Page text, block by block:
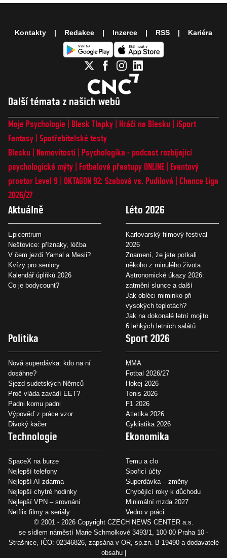
Další témata z našich webů
Moje Psychologie Blesk Tlapky Hráči na Blesku
iSport
Fantasy Spotřebitelské testy
Blesku
Nemovitosti
Psychologika - podcast rozbíjející
psychologické mýty
Fotbalové přestupy ONLINE
Eventový
prostor Level 9 OKTAGON 92: Szabová vs. Pudilová
Chance Liga
2026/27
Aktuálně
Epicentrum
Neštovice: příznaky, léčba
V čem jezdí Yamal a Mesii?
Kvízy pro seniory
Kalendář úplňků 2026
Co je bodycount?
Léto 2026
Karlovarský filmový festival
2026
Znamení, že jste potkali
někoho z minulého života
Astronomické úkazy 2026:
zatmění slunce a další
Jak obléci miminko při
vysokých teplotách?
Jak na dokonalé letní mojito
6 lehkých letních salátů
Politika
Nová superdávka: kdo na ní
dosáhne?
Sjezd sudetských Němců
Proč vláda zavádí EET?
Padni komu padni
Výpověď z práce vzor
Divoký kačer
Sport 2026
MMA
Fotbal 2026/27
Hokej 2026
Tenis 2026
F1 2026
Atletika 2026
Cyklistika 2026
Technologie
SpaceX na burze
Nejlepší telefony
Nejlepší AI zdarma
Nejlepší chytré hodinky
Nejlepší VPN – srovnání
Netflix filmy a seriály
Ekonomika
Temu a clo
Spořicí účty
Superdávka – změny
Chybějící roky k důchodu
Minimální mzda 2027
Vedro v práci
Kontakty Redakce Inzerce RSS Kariéra
© 2001 - 2026 Copyright CZECH NEWS CENTER a.s.
se sídlem náměstí Marie Schmolkové 3493/1, 100 00 Praha 10 -
Strašnice, IČO: 02346826, zapsána v OR, sp.zn. B 19490 a dodavatelé
obsahu